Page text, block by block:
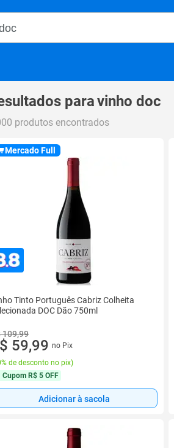
Magalu
paravinho doc
produtos encontrados
Mercado Full
Tinto Português Cabriz Colheita
DOC Dão 750ml
109,99
59,99 no Pix
de desconto no pix)
Cupom R$ 5 OFF
Adicionar à sacola